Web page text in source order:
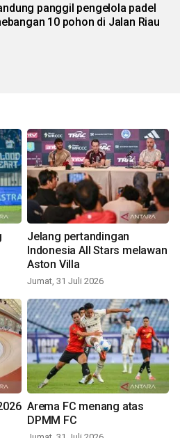
panggil pengelola padel
10 pohon di Jalan Riau
Jelang pertandingan
Indonesia All Stars melawan
Aston Villa
Jumat, 31 Juli 2026
Arema FC menang atas
DPMM FC